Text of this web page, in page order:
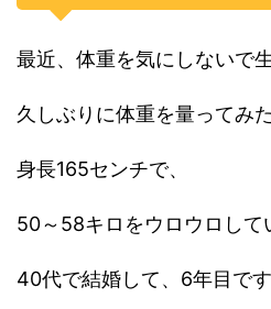
最近、体重を気にしないで
久しぶりに体重を量ってみた
身長165センチで、
50～58キロをウロウロして
40代で結婚して、6年目です